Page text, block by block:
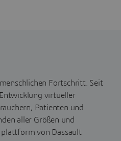
Fortschritt. Seit
virtueller
Patienten und
aller Größen und
plattform von Dassault